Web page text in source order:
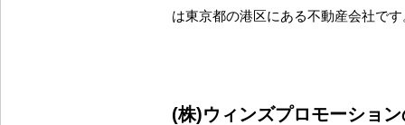
は東京都の港区にある不動産会社で
(株)ウィンズプロモーショ